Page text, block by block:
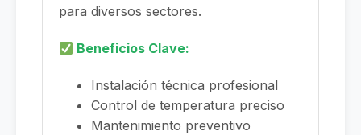
para diversos sectores.
Beneficios Clave:
Instalación técnica profesional
Control de temperatura preciso
Mantenimiento preventivo